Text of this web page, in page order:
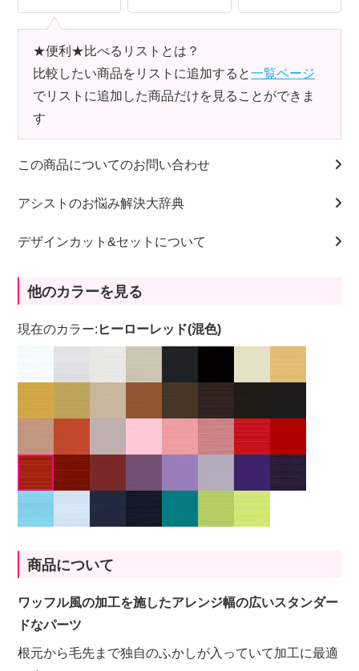
★便利★比べるリストとは？
比較したい商品をリストに追加すると一覧ページ
でリストに追加した商品だけを見ることができま
す
この商品についてのお問い合わせ
アシストのお悩み解決大辞典
デザインカット&セットについて
他のカラーを見る
現在のカラー: ヒーローレッド(混色)
商品について
ワッフル風の加工を施したアレンジ幅の広いスタンダー
ドなパーツ
根元から毛先まで独自のふかしが入っていて加工に最適